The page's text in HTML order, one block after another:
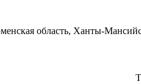
область, Ханты-